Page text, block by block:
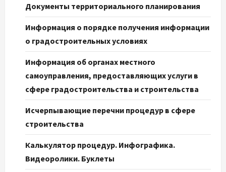
Документы территориального планирования
Информация о порядке получения информации
о градостроительных условиях
Информация об органах местного
самоуправления, предоставляющих услуги в
сфере градостроительства и строительства
Исчерпывающие перечни процедур в сфере
строительства
Калькулятор процедур. Инфографика.
Видеоролики. Буклеты